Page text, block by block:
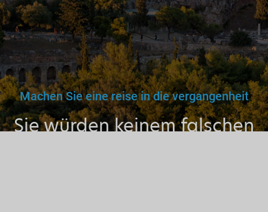
Machen Sie eine reise in die vergangenheit
Sie würden keinem falschen